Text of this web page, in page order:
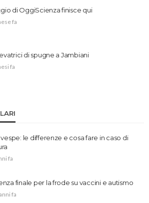
di OggiScienza finisce qui
fa
di spugne a Jambiani
fa
le differenze e cosa fare in caso di
fa
finale per la frode su vaccini e autismo
fa